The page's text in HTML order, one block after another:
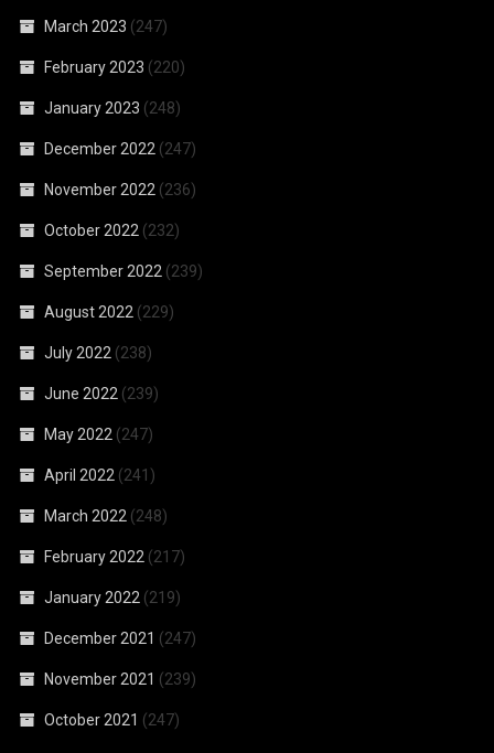
March 2023 (247)
February 2023 (220)
January 2023 (248)
December 2022 (247)
November 2022 (236)
October 2022 (232)
September 2022 (239)
August 2022 (229)
July 2022 (238)
June 2022 (239)
May 2022 (247)
April 2022 (241)
March 2022 (248)
February 2022 (217)
January 2022 (219)
December 2021 (247)
November 2021 (239)
October 2021 (247)